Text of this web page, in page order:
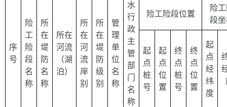
序
号
险
工
险
段
名
称
所
在
堤
防
名
称
所在
河流
（湖
泊）
所
在
河
流
岸
别
所
在
堤
防
级
别
管
理
单
位
名
称
水
行
政
主
管
部
门
名
称
险工险段位置
险
段
起
点
桩
号
起
点
位
置
终
点
桩
号
终
点
位
置
起
点
经
纬
度